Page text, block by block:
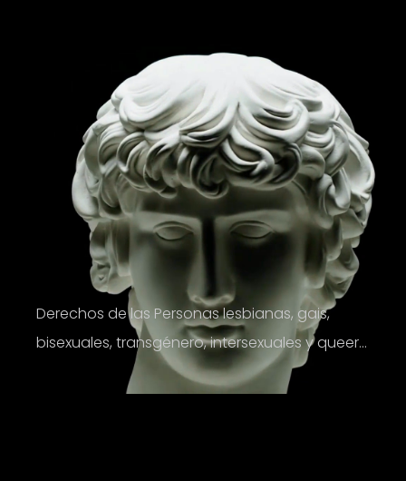
Derechos de las Personas lesbianas, gais,
bisexuales, transgénero, intersexuales y queer...